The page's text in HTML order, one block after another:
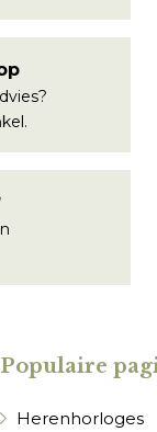
Populaire
Herenhorloges